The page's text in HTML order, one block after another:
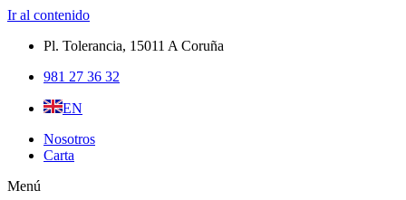
Ir al contenido
Pl. Tolerancia, 15011 A Coruña​
981 27 36 32
EN
Nosotros
Carta
Menú